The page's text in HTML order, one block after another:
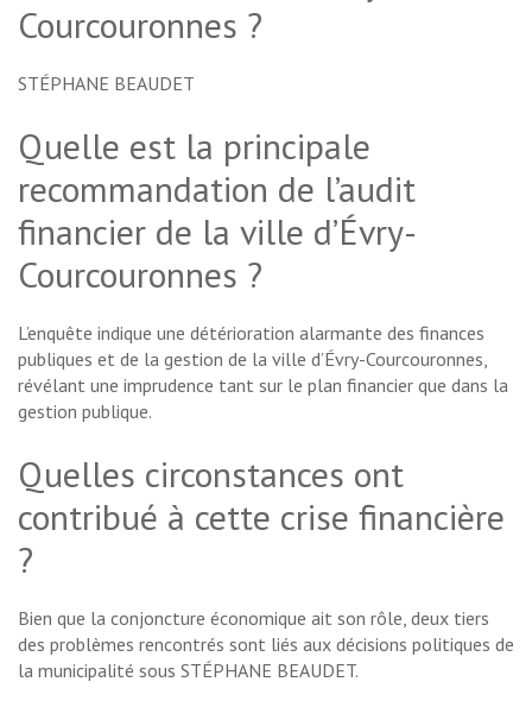
Courcouronnes ?
STÉPHANE BEAUDET
Quelle est la principale
recommandation de l’audit
financier de la ville d’Évry-
Courcouronnes ?
L’enquête indique une détérioration alarmante des finances
publiques et de la gestion de la ville d’Évry-Courcouronnes,
révélant une imprudence tant sur le plan financier que dans la
gestion publique.
Quelles circonstances ont
contribué à cette crise financière
?
Bien que la conjoncture économique ait son rôle, deux tiers
des problèmes rencontrés sont liés aux décisions politiques de
la municipalité sous STÉPHANE BEAUDET.